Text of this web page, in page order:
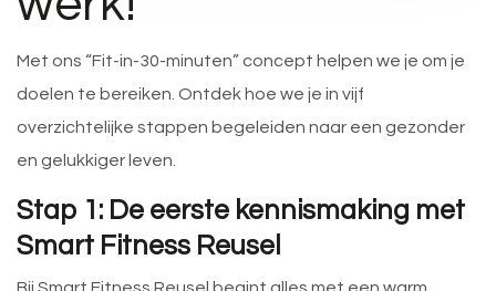
Met ons “Fit-in-30-minuten” concept helpen we je om je
doelen te bereiken. Ontdek hoe we je in vijf
overzichtelijke stappen begeleiden naar een gezonder
en gelukkiger leven.
Stap 1: De eerste kennismaking met
Smart Fitness Reusel